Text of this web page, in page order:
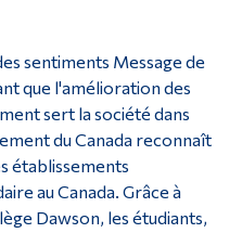
sentiments Message de
que l'amélioration des
sert la société dans
du Canada reconnaît
établissements
au Canada. Grâce à
Dawson, les étudiants,